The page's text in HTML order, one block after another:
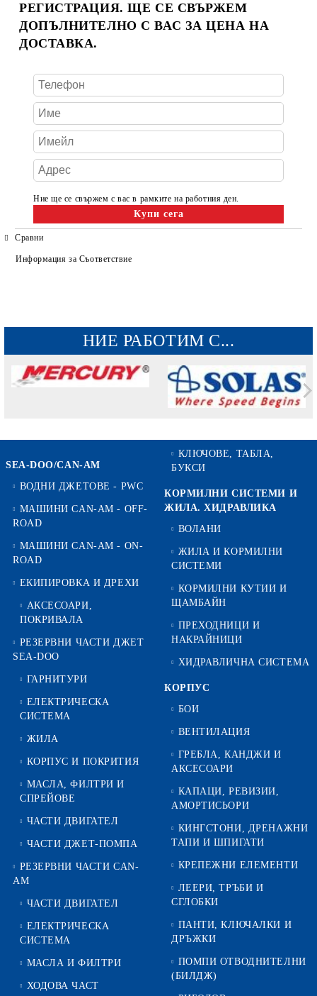
РЕГИСТРАЦИЯ. ЩЕ СЕ СВЪРЖЕМ
ДОПЪЛНИТЕЛНО С ВАС ЗА ЦЕНА НА
ДОСТАВКА.
Ние ще се свържем с вас в рамките на работния ден.
Сравни
Информация за Съответствие
НИЕ РАБОТИМ С...
SEA-DOO/CAN-AM
ВОДНИ ДЖЕТОВЕ - PWC
МАШИНИ CAN-AM - OFF-
ROAD
МАШИНИ CAN-AM - ON-
ROAD
ЕКИПИРОВКА И ДРЕХИ
АКСЕСОАРИ,
ПОКРИВАЛА
РЕЗЕРВНИ ЧАСТИ ДЖЕТ
SEA-DOO
ГАРНИТУРИ
ЕЛЕКТРИЧЕСКА
СИСТЕМА
ЖИЛА
КОРПУС И ПОКРИТИЯ
МАСЛА, ФИЛТРИ И
СПРЕЙОВЕ
ЧАСТИ ДВИГАТЕЛ
ЧАСТИ ДЖЕТ-ПОМПА
РЕЗЕРВНИ ЧАСТИ CAN-
AM
ЧАСТИ ДВИГАТЕЛ
ЕЛЕКТРИЧЕСКА
СИСТЕМА
МАСЛА И ФИЛТРИ
ХОДОВА ЧАСТ
КЛЮЧОВЕ, ТАБЛА,
БУКСИ
КОРМИЛНИ СИСТЕМИ И
ЖИЛА. ХИДРАВЛИКА
ВОЛАНИ
ЖИЛА И КОРМИЛНИ
СИСТЕМИ
КОРМИЛНИ КУТИИ И
ЩАМБАЙН
ПРЕХОДНИЦИ И
НАКРАЙНИЦИ
ХИДРАВЛИЧНА СИСТЕМА
КОРПУС
БОИ
ВЕНТИЛАЦИЯ
ГРЕБЛА, КАНДЖИ И
АКСЕСОАРИ
КАПАЦИ, РЕВИЗИИ,
АМОРТИСЬОРИ
КИНГСТОНИ, ДРЕНАЖНИ
ТАПИ И ШПИГАТИ
КРЕПЕЖНИ ЕЛЕМЕНТИ
ЛЕЕРИ, ТРЪБИ И
СГЛОБКИ
ПАНТИ, КЛЮЧАЛКИ И
ДРЪЖКИ
ПОМПИ ОТВОДНИТЕЛНИ
(БИЛДЖ)